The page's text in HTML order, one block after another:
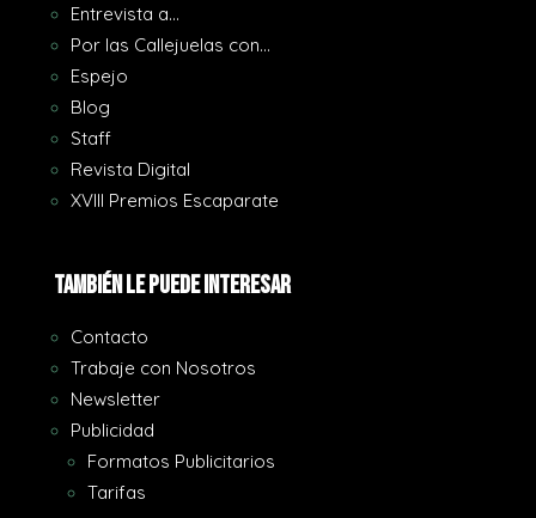
Entrevista a…
Por las Callejuelas con…
Espejo
Blog
Staff
Revista Digital
XVIII Premios Escaparate
También le puede interesar
Contacto
Trabaje con Nosotros
Newsletter
Publicidad
Formatos Publicitarios
Tarifas